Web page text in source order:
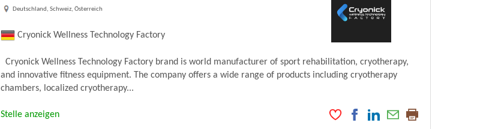
Deutschland, Schweiz, Österreich
Cryonick Wellness Technology Factory
Cryonick Wellness Technology Factory brand is world manufacturer of sport rehabilitation, cryotherapy,
and innovative fitness equipment. The company offers a wide range of products including cryotherapy
chambers, localized cryotherapy...
Stelle anzeigen